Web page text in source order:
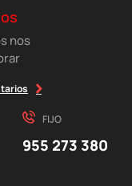
nos
FIJO
955 273 380